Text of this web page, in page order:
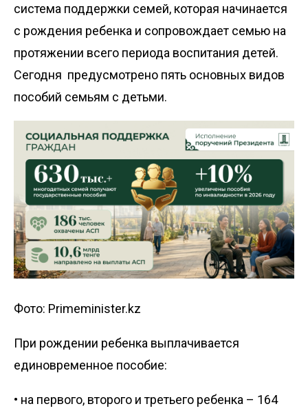
система поддержки семей, которая начинается
с рождения ребенка и сопровождает семью на
протяжении всего периода воспитания детей.
Сегодня предусмотрено пять основных видов
пособий семьям с детьми.
Фото: Primeminister.kz
При рождении ребенка выплачивается
единовременное пособие:
• на первого, второго и третьего ребенка – 164